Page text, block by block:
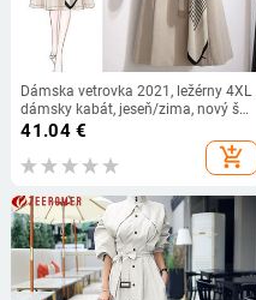
Dámska vetrovka 2021, ležérny 4XL
dámsky kabát, jeseň/zima, nový šál,
patchworkový trenčkot, voľný,
41.04€
add_shopping_cart